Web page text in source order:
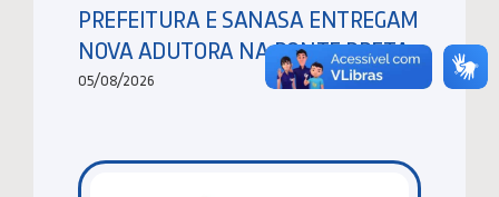
PREFEITURA E SANASA ENTREGAM
NOVA ADUTORA NA PONTE PRETA
05/08/2026